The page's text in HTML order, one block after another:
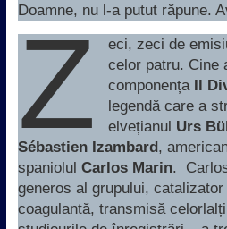
Doamne, nu l-a putut răpune.
Z
eci, zeci de
celor patru. Cine
componența Il
legendă care a
elvețianul Urs
Sébastien Izambard,
spaniolul Carlos Marin.
generos al grupului,
coagulantă, transmisă